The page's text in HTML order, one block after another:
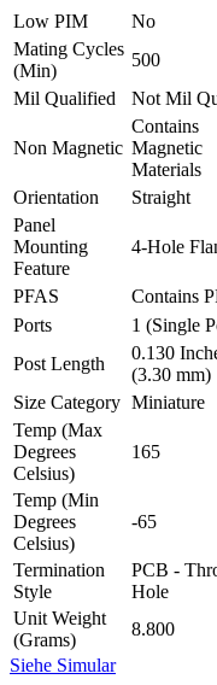
Low PIM
No
Mating Cycles
(Min)
500
Mil Qualified
Not Mil
Non Magnetic
Contains
Magnetic
Materials
Orientation
Straight
Panel
Mounting
Feature
4-Hole
PFAS
Contains
Ports
1 (Single
Post Length
0.130
(3.30 mm)
Size Category Miniature
Temp (Max
Degrees
Celsius)
165
Temp (Min
Degrees
Celsius)
-65
Termination
Style
PCB -
Hole
Unit Weight
(Grams)
8.800
Siehe Simular